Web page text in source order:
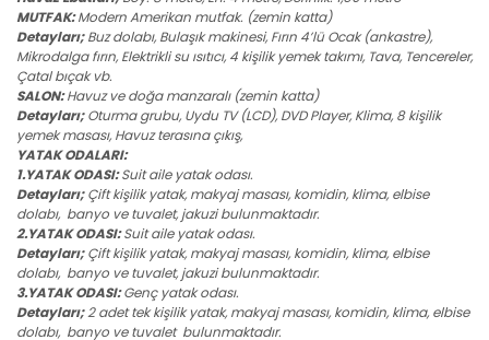
MUTFAK:Modern Amerikan mutfak. (zemin katta)
Detayları;Buz dolabı, Bulaşık makinesi, Fırın 4’lü Ocak (ankastre),
Mikrodalga fırın, Elektrikli su ısıtıcı, 4 kişilik yemek takımı, Tava, Tencereler,
Çatal bıçak vb.
SALON:Havuz ve doğa manzaralı (zemin katta)
Detayları;Oturma grubu, Uydu TV (LCD), DVD Player, Klima, 8 kişilik
yemek masası, Havuz terasına çıkış,
YATAK ODALARI:
1.YATAK ODASI:Suit aile yatak odası.
Detayları;Çift kişilik yatak, makyaj masası, komidin, klima, elbise
dolabı, banyo ve tuvalet, jakuzi bulunmaktadır.
2.YATAK ODASI:Suit aile yatak odası.
Detayları;Çift kişilik yatak, makyaj masası, komidin, klima, elbise
dolabı, banyo ve tuvalet, jakuzi bulunmaktadır.
3.YATAK ODASI:Genç yatak odası.
Detayları;2 adet tek kişilik yatak, makyaj masası, komidin, klima, elbise
dolabı, banyo ve tuvalet bulunmaktadır.